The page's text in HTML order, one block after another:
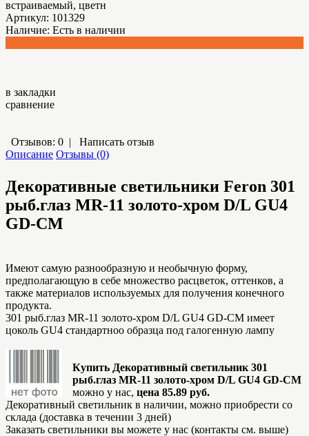
встраиваемый, цветн
Артикул: 101329
Наличие: Есть в наличии
в закладки
сравнение
Отзывов: 0 | Написать отзыв
Описание Отзывы (0)
Декоративные светильники Feron 301
рыб.глаз MR-11 золото-хром D/L GU4
GD-CM
Имеют самую разнообразную и необычную форму,
предполагающую в себе множество расцветок, оттенков, а
также материалов используемых для получения конечного
продукта.
301 рыб.глаз MR-11 золото-хром D/L GU4 GD-CM имеет
цоколь GU4 стандартноо образца под галогенную лампу
Купить Декоративный светильник 301
рыб.глаз MR-11 золото-хром D/L GU4 GD-CM
можно у нас, цена 85.89 руб.
Декоративный светильник в наличии, можно приобрести со
склада (доставка в течении 3 дней)
Заказать светильники вы можете у нас (контакты см. выше)